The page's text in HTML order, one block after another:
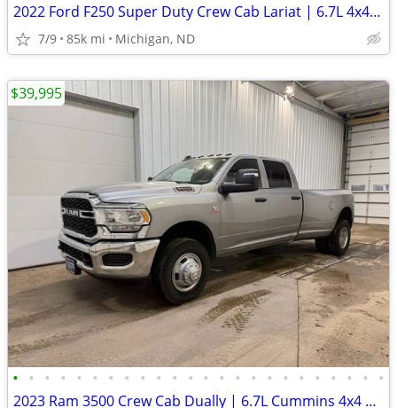
2022 Ford F250 Super Duty Crew Cab Lariat | 6.7L 4x4 8ft | 85k Miles
7/9 85k mi Michigan, ND
• • • • • • • • • • • • • • • • • • • • • • • •
2023 Ram 3500 Crew Cab Dually | 6.7L Cummins 4x4 8ft | 127k Miles
$39,995